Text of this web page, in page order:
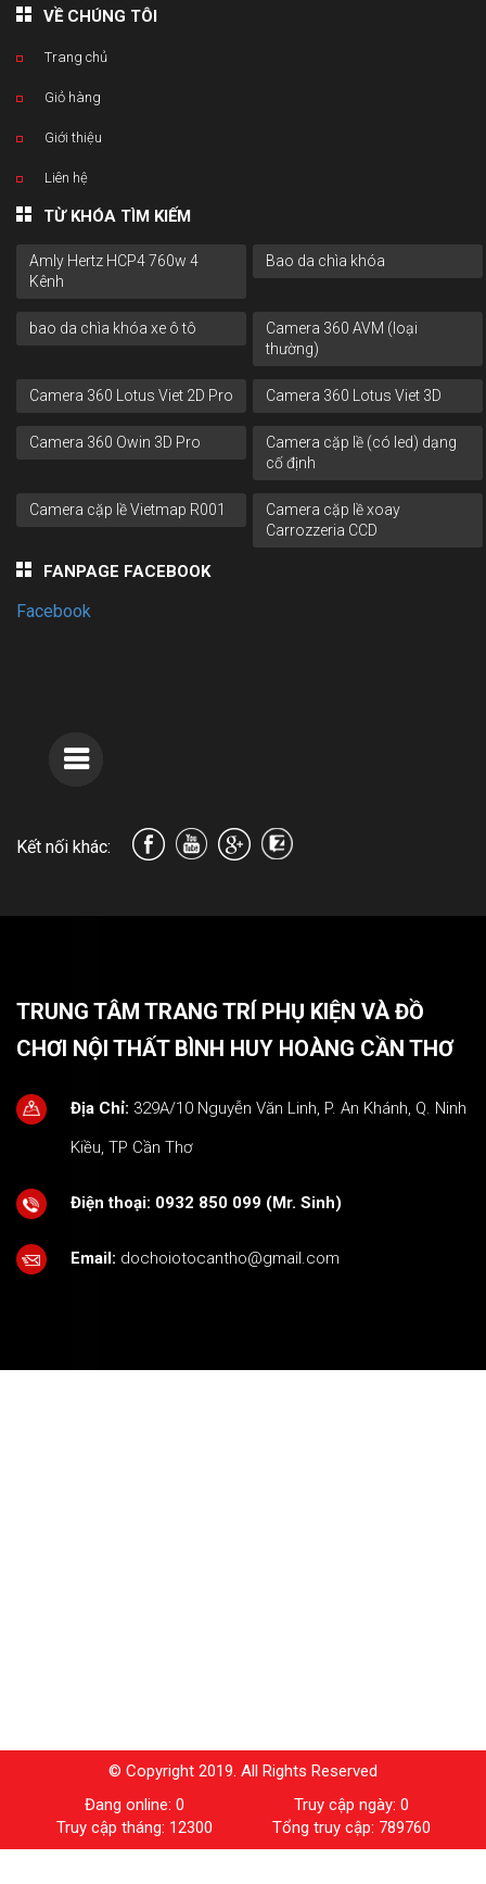
VỀ CHÚNG TÔI
Trang chủ
Giỏ hàng
Giới thiệu
Liên hệ
TỪ KHÓA TÌM KIẾM
Amly Hertz HCP4 760w 4
Kênh
Bao da chìa khóa
bao da chìa khóa xe ô tô
Camera 360 AVM (loại
thường)
Camera 360 Lotus Viet 2D Pro Camera 360 Lotus Viet 3D
Camera 360 Owin 3D Pro
Camera cặp lề (có led) dạng
cố định
Camera cặp lề Vietmap R001
Camera cặp lề xoay
Carrozzeria CCD
FANPAGE FACEBOOK
Facebook
Kết nối khác:
TRUNG TÂM TRANG TRÍ PHỤ KIỆN VÀ ĐỒ
CHƠI NỘI THẤT BÌNH HUY HOÀNG CẦN THƠ
Địa Chỉ: 329A/10 Nguyễn Văn Linh, P. An Khánh, Q. Ninh
Kiều, TP Cần Thơ
Điện thoại: 0932 850 099 (Mr. Sinh)
Email: dochoiotocantho@gmail.com
© Copyright 2019. All Rights Reserved
Đang online: 0
Truy cập ngày: 0
Truy cập tháng: 12300
Tổng truy cập: 789760